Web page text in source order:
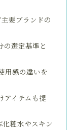
要ブランドの
の選定基準と
用感の違いを
アイテムも提
粧水やスキン